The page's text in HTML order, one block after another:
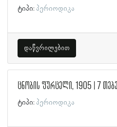
ტიპი: პერიოდიკა
დაწვრილებით
ცნობის ფურცელი, 1905 | 7
ტიპი: პერიოდიკა